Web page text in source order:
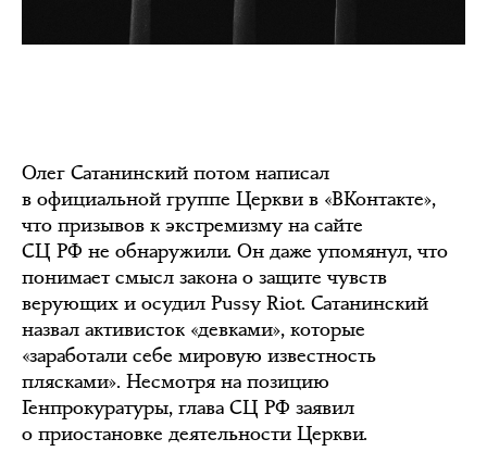
Олег Сатанинский потом написал
в официальной группе Церкви в «ВКонтакте»,
что призывов к экстремизму на сайте
СЦ РФ не обнаружили. Он даже упомянул, что
понимает смысл закона о защите чувств
верующих и осудил Pussy Riot. Сатанинский
назвал активисток «девками», которые
«заработали себе мировую известность
плясками». Несмотря на позицию
Генпрокуратуры, глава СЦ РФ заявил
о приостановке деятельности Церкви.